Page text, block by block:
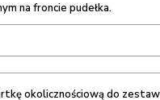
na froncie pudełka.
okolicznościową do